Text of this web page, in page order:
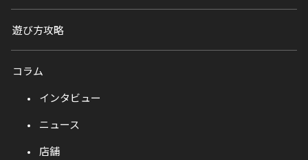
遊び方攻略
コラム
インタビュー
ニュース
店舗